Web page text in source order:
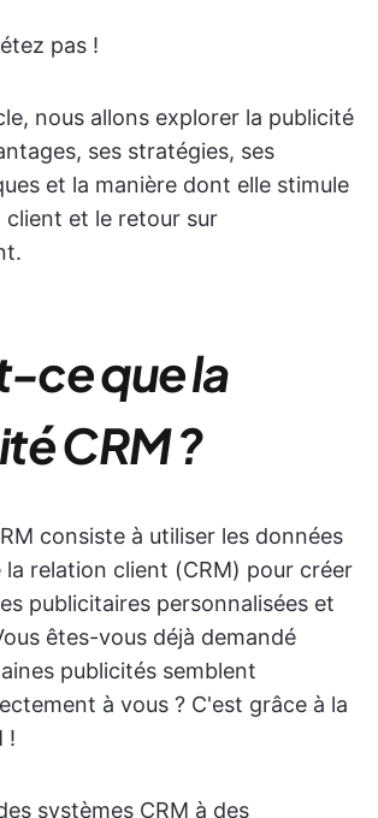
pas !
nous allons explorer la publicité
ses stratégies, ses
et la manière dont elle stimule
client et le retour sur
ce que la
CRM ?
consiste à utiliser les données
la relation client (CRM) pour créer
publicitaires personnalisées et
êtes-vous déjà demandé
publicités semblent
à vous ? C'est grâce à la
!
systèmes CRM à des